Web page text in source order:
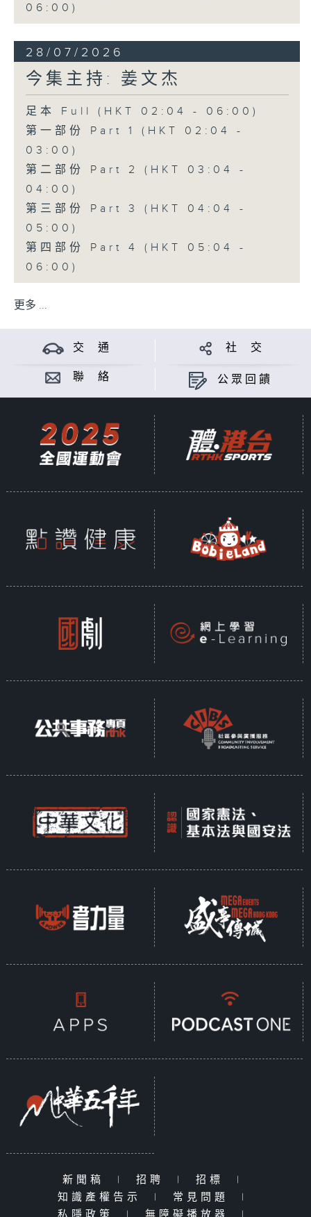
06:00)
28/07/2026
今集主持: 姜文杰
足本 Full (HKT 02:04 - 06:00)
第一部份 Part 1 (HKT 02:04 -
03:00)
第二部份 Part 2 (HKT 03:04 -
04:00)
第三部份 Part 3 (HKT 04:04 -
05:00)
第四部份 Part 4 (HKT 05:04 -
06:00)
更多 ...
交 通 社 交
聯 絡 公眾回饋
新聞稿 | 招聘 | 招標
|
知識產權告示
| 常見問題
|
私隱政策
| 無障礙播放器 |